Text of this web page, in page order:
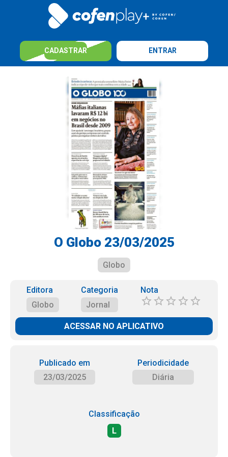
CADASTRAR ENTRAR
O Globo 23/03/2025
Globo
Editora
Globo
Categoria
Jornal
Nota
ACESSAR NO APLICATIVO
Publicado em
23/03/2025
Periodicidade
Diária
Classificação
L